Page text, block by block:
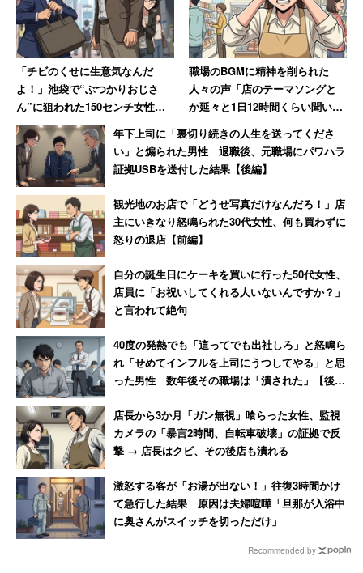
持ちと共に、日記を閉じていきます。沢山書く必要はあり
ません。私も10年分の日記を書き込める10年日記を2014
年から続けておりますが、その中で1日の感情と感謝した
思いを綴っています。
以上、今回は疲弊しやすい環境が進む管理職の皆様に、強
いメンタルを獲得するポイントをお伝えさせていただきま
した。働き方改革が進む中ですが、自分自身のメンタルを
強く保ち、働きがいを獲得し、組織にも働きがいを醸成い
ただければと思います。
筆者近影
「チビのくせに生意気なんだ
よ！」池袋で“ぶつかりおじさ
ん”に狙われた150センチ女性大
柄な知人の陰に隠れて難を逃れ
た恐怖
職場のBGMに精神を削られた
人々の声「店のテーマソングと
か延々と1日12時間くらい聞いて
ると頭おかしくなってくる」
年下上司に「裏切り続きの人生を送ってくださ
い」と煽られた男性 退職後、元職場にパワハラ
証拠USBを送付した結果【後編】
観光地のお店で「どうせ写真だけなんだろ！」店
主にいきなり怒鳴られた30代女性、何も買わずに
怒りの退店【前編】
自分の誕生日にケーキを買いに行った50代女性、
店員に「お祝いしてくれる人いないんですか？」
と言われて絶句
40度の発熱でも「這ってでも出社しろ」と怒鳴ら
れ「せめてインフルを上司にうつしてやる」と思
った男性 数年後その職場は「潰された」【後
店長から3か月「ガン無視」喰らった女性、監視
カメラの「暴言2時間、自転車破壊」の証拠で反
撃 → 店長はクビ、その後店も潰れる
激怒する客が「お湯が出ない！」往復3時間かけ
て急行した結果 原因は夫婦喧嘩「旦那が入浴中
に奥さんがスイッチを切っただけ」
Recommended by